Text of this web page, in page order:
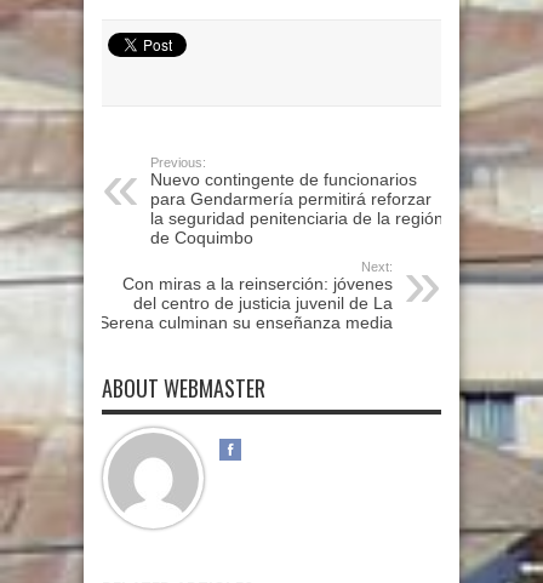
Previous:
Nuevo contingente de funcionarios
para Gendarmería permitirá reforzar
la seguridad penitenciaria de la región
de Coquimbo
Next:
Con miras a la reinserción: jóvenes
del centro de justicia juvenil de La
Serena culminan su enseñanza media
ABOUT WEBMASTER